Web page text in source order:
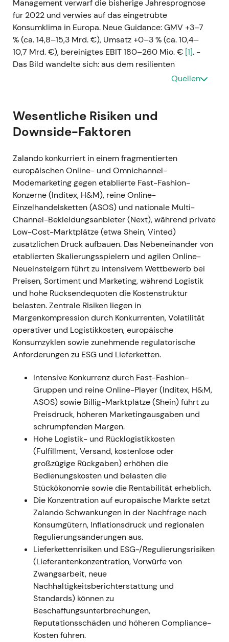
Management verwarf die bisherige Jahresprognose
für 2022 und verwies auf das eingetrübte
Konsumklima in Europa. Neue Guidance: GMV +3–7
% (ca. 14,8–15,3 Mrd. €), Umsatz +0–3 % (ca. 10,4–
10,7 Mrd. €), bereinigtes EBIT 180–260 Mio. € [1]. -
Das Bild wandelte sich: aus dem resilienten
Wachstumswert wurde ein makrosensitives
Abwärtstrend und Kursrückgang infolge des
Guidance-Cuts und der makroökonomischen
Sorgen[2],[3].
4. August 2022 (Q2 2022)- Q2/2022: GMV
stagnierte auf Vorjahresniveau bei 3,8 Mrd. €;
Umsatz 2,623 Mrd. € (−4 % YoY); bereinigtes EBIT
77,4 Mio. €; die überarbeitete Jahresprognose
wurde bestätigt[3],[2]. - Gemischtes Bild:
Kostendisziplin sicherte die Profitabilität, schwache
Umsätze bestätigten jedoch die Konsumflaute. Die
Erzählung verschob sich kurzfristig in Richtung
„Gewinn vor Wachstum". - Kurzfristige Erholungsrally
auf die Profitabilitätszahlen hin, danach aber
weiterhin seitwärts und durch die Umsatzschwäche
gedeckelt.
H2 2022 — Effizienzprogramm- Einführung von
Effizienzmaßnahmen: Mindestbestellwert in
mehreren Märkten, reduziertes und neu priorisiertes
Marketingbudget, straffere
verlangsamte Neueinstellungen im indirekten
Bereich[26]. - Anleger honorierten zunehmend die
glaubwürdigen Hebel zur Margenverbesserung; die
Wahrnehmung verschob sich von rein zyklischem
Gegenwind hin zu einer disziplinierten operativen
Reaktion. - Konsolidierungsphase mit allmählich
verbesserter Tendenz, da sich die
Margenkennzahlen erholten.
Februar 2023 — Organisationsvereinfachung und
Stellenabbau- Ankündigung eines Programms zum
Abbau mehrerer hundert indirekter Stellen sowie
zur Vereinfachung der Organisationsstruktur
(Konsultationen mit Arbeitnehmervertretern,
Einstellungsstopp)[32]. - Der Markt begann,
Zalando zunehmend als Turnaround- und
Wertaufholungsstory zu sehen — Wachstumsziele
traten in den Hintergrund, strukturelle
Margenverbesserung rückte in den Fokus. -
Weiterhin Seitwärtsbewegung, jedoch mit langsam
verbesserter Tendenz, da Anleger eine bessere
Ergebnissichtbarkeit einpreisten.
Quellen
Wesentliche Risiken und
Downside-Faktoren
Zalando konkurriert in einem fragmentierten
europäischen Online- und Omnichannel-
Modemarketing gegen etablierte Fast-Fashion-
Konzerne (Inditex, H&M), reine Online-
Einzelhandelsketten (ASOS) und nationale Multi-
Channel-Bekleidungsanbieter (Next), während private
Low-Cost-Marktplätze (etwa Shein, Vinted)
zusätzlichen Druck aufbauen. Das Nebeneinander von
etablierten Skalierungsspielern und agilen Online-
Neueinsteigern führt zu intensivem Wettbewerb bei
Preisen, Sortiment und Marketing, während Logistik
und hohe Rücksendequoten die Kostenstruktur
belasten. Zentrale Risiken liegen in
Margenkompression durch Konkurrenten, Volatilität
operativer und Logistikkosten, europäische
Konsumzyklen sowie zunehmende regulatorische
Anforderungen zu ESG und Lieferketten.
Intensive Konkurrenz durch Fast-Fashion-
Gruppen und reine Online-Player (Inditex, H&M,
ASOS) sowie Billig-Marktplätze (Shein) führt zu
Preisdruck, höheren Marketingausgaben und
schrumpfenden Margen.
Hohe Logistik- und Rücklogistikkosten
(Fulfillment, Versand, kostenlose oder
großzügige Rückgaben) erhöhen die
Bedienungskosten und belasten die
Stückökonomie sowie die Rentabilität erheblich.
Die Konzentration auf europäische Märkte setzt
Zalando Schwankungen in der Nachfrage nach
Konsumgütern, Inflationsdruck und regionalen
Regulierungsänderungen aus.
Lieferkettenrisiken und ESG-/Regulierungsrisiken
(Lieferantenkonzentration, Vorwürfe von
Zwangsarbeit, neue
Nachhaltigkeitsberichterstattung und
Standards) können zu
Beschaffungsunterbrechungen,
Reputationsschäden und höheren Compliance-
Kosten führen.